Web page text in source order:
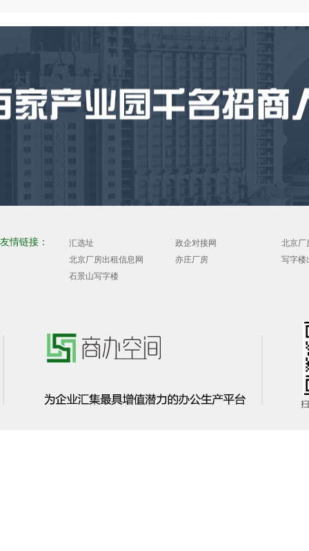
友情链接： 汇选址 政企对接网
北京厂
北京厂房出租信息网
亦庄厂房
写字楼
石景山写字楼